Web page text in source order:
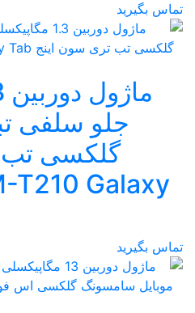
تماس بگیرید
جلو سلفی
گلکسی تب
T210 Galaxy
تماس بگیرید